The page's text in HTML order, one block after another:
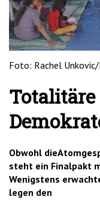
Foto: Rachel
Obwohl
steht ein Finalpakt
Wenigstens
legen den